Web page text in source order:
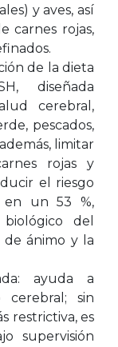
y aves, así
carnes rojas,
de la dieta
diseñada
cerebral,
pescados,
limitar
rojas y
el riesgo
en un 53 %,
del
ánimo y la
ayuda a
cerebral; sin
restrictiva, es
supervisión